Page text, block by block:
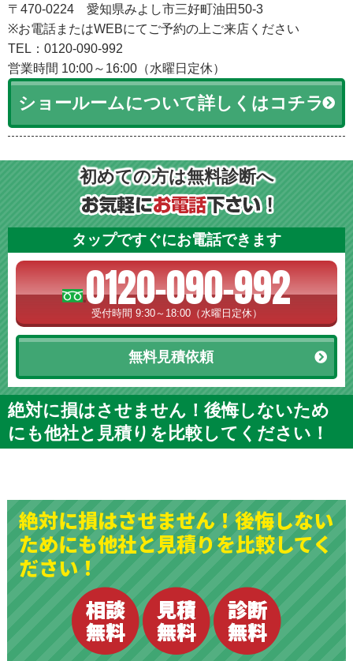
〒470-0224 愛知県みよし市三好町油田50-3
※お電話またはWEBにてご予約の上ご来店ください
TEL：0120-090-992
営業時間 10:00～16:00（水曜日定休）
ショールームについて詳しくはコチラ
初めての方は無料診断へ
タップですぐにお電話できます
0120-090-992
受付時間 9:30～18:00（水曜日定休）
無料見積依頼
絶対に損はさせません！後悔しないため
にも他社と見積りを比較してください！
絶対に損はさせません！後悔しない
ためにも他社と見積りを比較してく
ださい！